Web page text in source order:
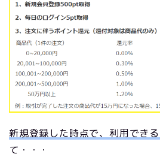
新規登録した時点で、利用でき
て・・・